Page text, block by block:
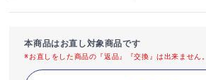
本商品はお直し対象商品です
※お直しをした商品の『返品』『交換』は出来ません。